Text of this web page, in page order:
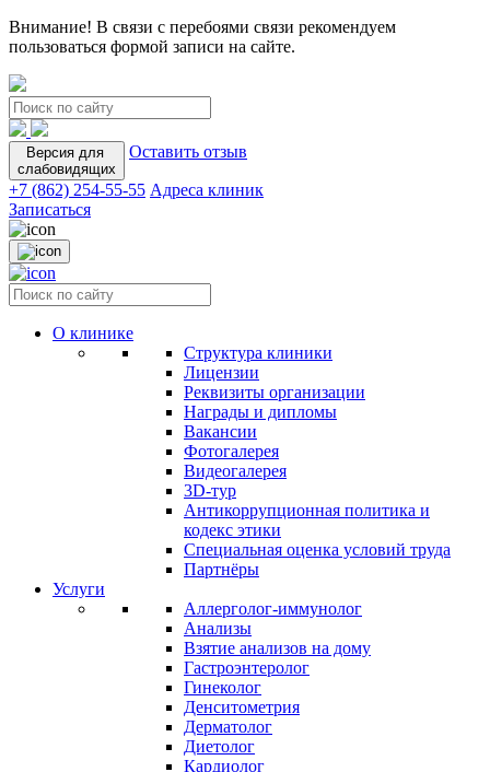
Внимание! В связи с перебоями связи рекомендуем
пользоваться формой записи на сайте.
Версия для
слабовидящих
Оставить отзыв
+7 (862) 254-55-55 Адреса клиник
Записаться
О клинике
Структура клиники
Лицензии
Реквизиты организации
Награды и дипломы
Вакансии
Фотогалерея
Видеогалерея
3D-тур
Антикоррупционная политика и
кодекс этики
Специальная оценка условий труда
Партнёры
Услуги
Аллерголог-иммунолог
Анализы
Взятие анализов на дому
Гастроэнтеролог
Гинеколог
Денситометрия
Дерматолог
Диетолог
Кардиолог